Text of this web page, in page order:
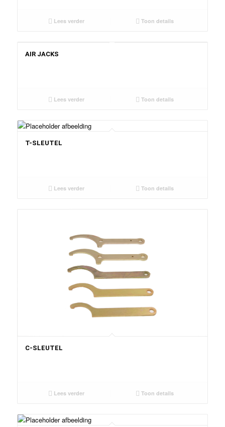
Lees verder Toon details
AIR JACKS
Lees verder Toon details
T-SLEUTEL
Lees verder Toon details
C-SLEUTEL
Lees verder Toon details